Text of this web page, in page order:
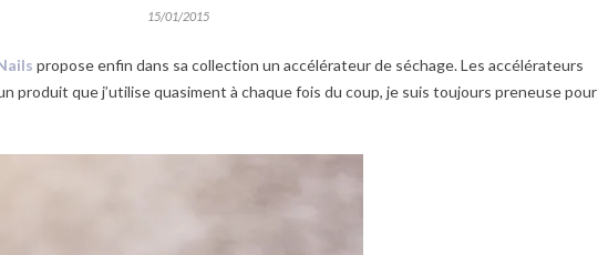
15/01/2015
propose enfin dans sa collection un accélérateur de séchage. Les accélérateurs
produit que j’utilise quasiment à chaque fois du coup, je suis toujours preneuse pour